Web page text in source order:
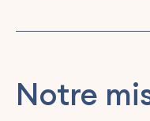
Notre